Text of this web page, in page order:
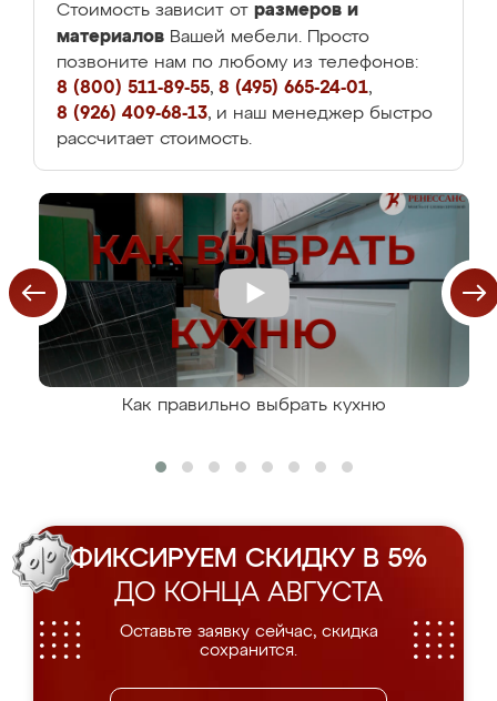
Стоимость зависит от размеров и
материалов Вашей мебели. Просто
позвоните нам по любому из телефонов:
8 (800) 511-89-55, 8 (495) 665-24-01,
8 (926) 409-68-13, и наш менеджер быстро
рассчитает стоимость.
Как правильно выбрать кухню
ФИКСИРУЕМ СКИДКУ В 5%
ДО КОНЦА АВГУСТА
Оставьте заявку сейчас, скидка
сохранится.